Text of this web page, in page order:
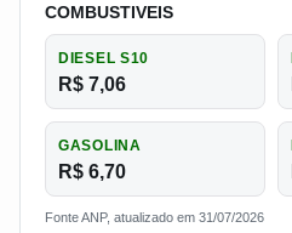
COMBUSTIVEIS
DIESEL S10
R$ 7,06
GASOLINA
R$ 6,70
Fonte ANP, atualizado em 31/07/2026